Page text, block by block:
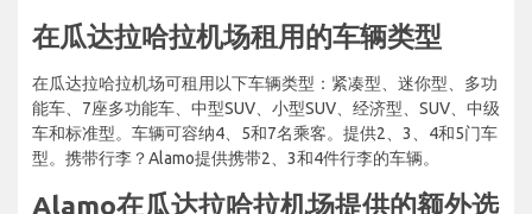
在瓜达拉哈拉机场租用的车辆类型
在瓜达拉哈拉机场可租用以下车辆类型：紧凑型、迷你型、多功
能车、7座多功能车、中型SUV、小型SUV、经济型、SUV、中级
车和标准型。车辆可容纳4、5和7名乘客。提供2、3、4和5门车
型。携带行李？Alamo提供携带2、3和4件行李的车辆。
Alamo在瓜达拉哈拉机场提供的额外选